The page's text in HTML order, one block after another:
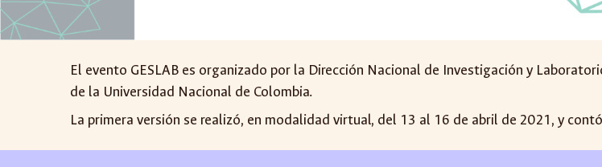
El evento GESLAB es organizado por la Dirección Nacional de Investigación y
de la Universidad Nacional de Colombia.
La primera versión se realizó, en modalidad virtual, del 13 al 16 de abril de 2021,y